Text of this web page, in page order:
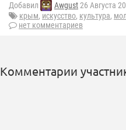
Добавил Awgust26 Августа
крым, искусство, культура,
нет комментариев
Комментарии